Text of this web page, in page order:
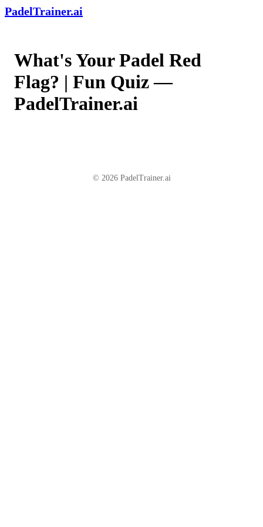
PadelTrainer.ai
What's Your Padel Red
Flag? | Fun Quiz —
PadelTrainer.ai
© 2026 PadelTrainer.ai